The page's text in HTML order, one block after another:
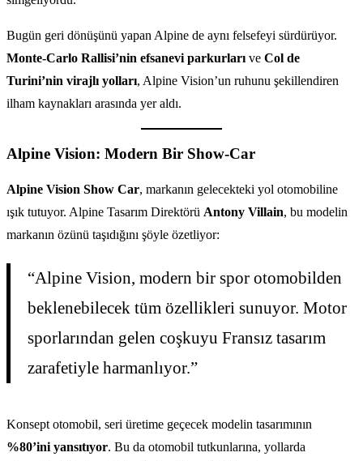
Bugün geri dönüşünü yapan Alpine de aynı felsefeyi sürdürüyor.
Monte-Carlo Rallisi’nin efsanevi parkurları ve Col de
Turini’nin virajlı yolları, Alpine Vision’un ruhunu şekillendiren
ilham kaynakları arasında yer aldı.
Alpine Vision: Modern Bir Show-Car
Alpine Vision Show Car, markanın gelecekteki yol otomobiline
ışık tutuyor. Alpine Tasarım Direktörü Antony Villain, bu modelin
markanın özünü taşıdığını şöyle özetliyor:
“Alpine Vision, modern bir spor otomobilden
beklenebilecek tüm özellikleri sunuyor. Motor
sporlarından gelen coşkuyu Fransız tasarım
zarafetiyle harmanlıyor.”
Konsept otomobil, seri üretime geçecek modelin tasarımının
%80’ini yansıtıyor. Bu da otomobil tutkunlarına, yollarda